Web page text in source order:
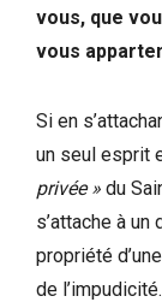
vous, que
vous
Si en
un seul esprit
privée » du
s’attache à
propriété
de l’impudicité.